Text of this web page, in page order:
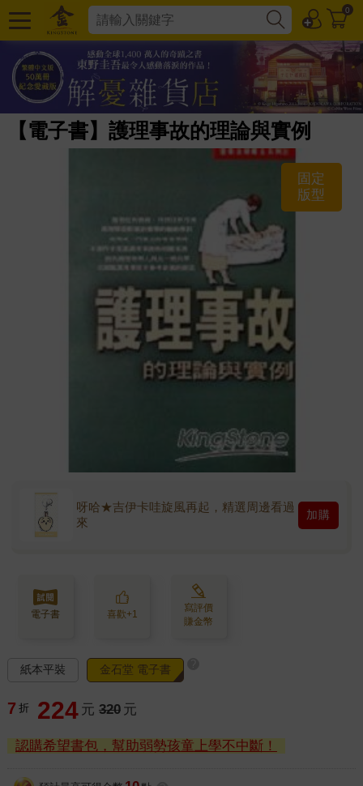
0
【電子書】護理事故的理論與實例
固定
版型
呀哈★吉伊卡哇旋風再起，精選周邊看過
來
加購
電子書 喜歡+1
寫評價
賺金幣
紙本平裝 金石堂 電子書
7 折 224 元 320 元
認購希望書包，幫助弱勢孩童上學不中斷！